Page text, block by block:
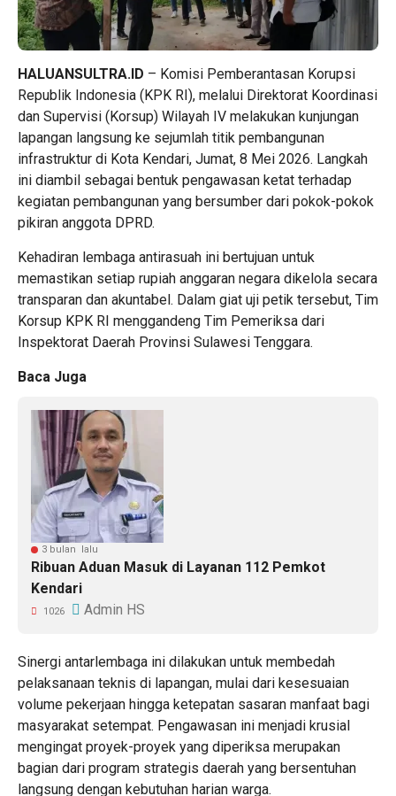
HALUANSULTRA.ID – Komisi Pemberantasan Korupsi
Republik Indonesia (KPK RI), melalui Direktorat Koordinasi
dan Supervisi (Korsup) Wilayah IV melakukan kunjungan
lapangan langsung ke sejumlah titik pembangunan
infrastruktur di Kota Kendari, Jumat, 8 Mei 2026. Langkah
ini diambil sebagai bentuk pengawasan ketat terhadap
kegiatan pembangunan yang bersumber dari pokok-pokok
pikiran anggota DPRD.
Kehadiran lembaga antirasuah ini bertujuan untuk
memastikan setiap rupiah anggaran negara dikelola secara
transparan dan akuntabel. ​Dalam giat uji petik tersebut, Tim
Korsup KPK RI menggandeng Tim Pemeriksa dari
Inspektorat Daerah Provinsi Sulawesi Tenggara.
Baca Juga
3 bulan lalu
Ribuan Aduan Masuk di Layanan 112 Pemkot
Kendari
1026 Admin HS
Sinergi antarlembaga ini dilakukan untuk membedah
pelaksanaan teknis di lapangan, mulai dari kesesuaian
volume pekerjaan hingga ketepatan sasaran manfaat bagi
masyarakat setempat. Pengawasan ini menjadi krusial
mengingat proyek-proyek yang diperiksa merupakan
bagian dari program strategis daerah yang bersentuhan
langsung dengan kebutuhan harian warga.